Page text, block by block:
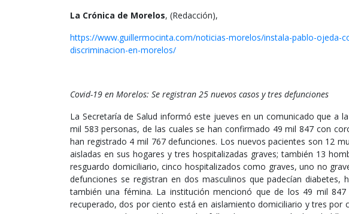
La Crónica de Morelos, (Redacción),
https://www.guillermocinta.com/noticias-morelos/instala-pablo-ojeda-
discriminacion-en-morelos/
Covid-19 en Morelos: Se registran 25 nuevos casos y tres defunciones
La Secretaría de Salud informó este jueves en un comunicado que a
mil 583 personas, de las cuales se han confirmado 49 mil 847 con
han registrado 4 mil 767 defunciones. Los nuevos pacientes son 12
aisladas en sus hogares y tres hospitalizadas graves; también 13
resguardo domiciliario, cinco hospitalizados como graves, uno no
defunciones se registran en dos masculinos que padecían diabetes,
también una fémina. La institución mencionó que de los 49 mil
recuperado, dos por ciento está en aislamiento domiciliario y tres por